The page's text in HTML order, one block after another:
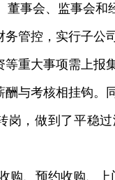
董事会、监事会和
管控， 实行子公
重大事项需上报
与考核相挂钩。
岗，做到了平稳过
购、预约收购、